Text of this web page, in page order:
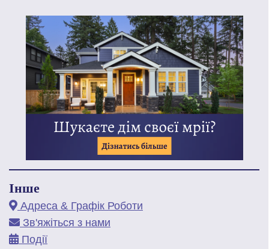
Інше
Адреса & Графік Роботи
Зв'яжіться з нами
Події